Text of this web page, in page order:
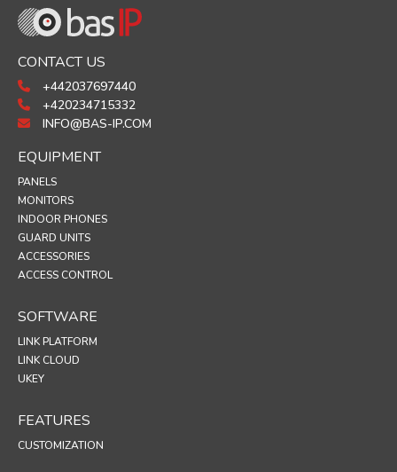
CONTACT US
+442037697440
+420234715332
INFO@BAS-IP.COM
EQUIPMENT
PANELS
MONITORS
INDOOR PHONES
GUARD UNITS
ACCESSORIES
ACCESS CONTROL
SOFTWARE
LINK PLATFORM
LINK CLOUD
UKEY
FEATURES
CUSTOMIZATION